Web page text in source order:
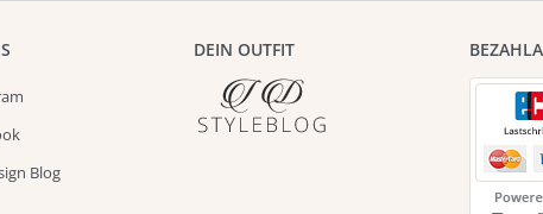
Blog
DEIN OUTFIT